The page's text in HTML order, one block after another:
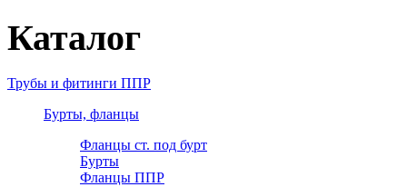
Каталог
Трубы и фитинги ППР
Бурты, фланцы
Фланцы ст. под бурт
Бурты
Фланцы ППР